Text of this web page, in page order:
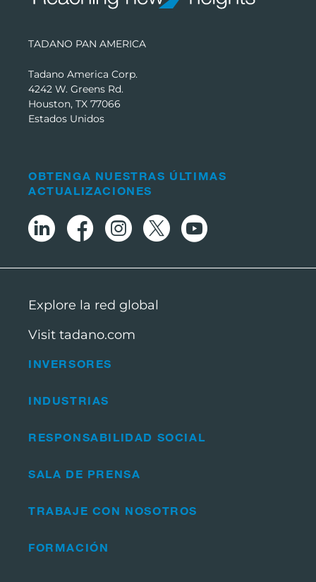
TADANO PAN AMERICA
Tadano America Corp.
4242 W. Greens Rd.
Houston, TX 77066
Estados Unidos
INVERSORES
INDUSTRIAS
RESPONSABILIDAD SOCIAL
SALA DE PRENSA
TRABAJE CON NOSOTROS
FORMACIÓN
OBTENGA NUESTRAS ÚLTIMAS
ACTUALIZACIONES
Explore la red global
Visit tadano.com